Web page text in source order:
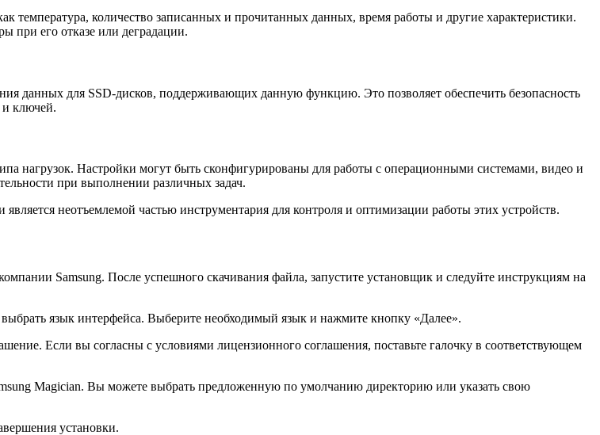
температура, количество записанных и прочитанных данных, время работы и другие характеристики.
при его отказе или деградации.
данных для SSD-дисков, поддерживающих данную функцию. Это позволяет обеспечить безопасность
и ключей.
нагрузок. Настройки могут быть сконфигурированы для работы с операционными системами, видео и
при выполнении различных задач.
неотъемлемой частью инструментария для контроля и оптимизации работы этих устройств.
Samsung. После успешного скачивания файла, запустите установщик и следуйте инструкциям на
язык интерфейса. Выберите необходимый язык и нажмите кнопку «Далее».
Если вы согласны с условиями лицензионного соглашения, поставьте галочку в соответствующем
Magician. Вы можете выбрать предложенную по умолчанию директорию или указать свою
установки.